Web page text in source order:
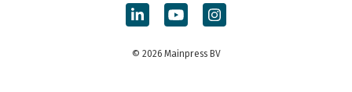
© 2026 Mainpress BV